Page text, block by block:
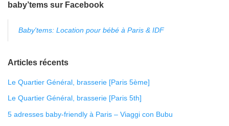
baby’tems sur Facebook
Baby'tems: Location pour bébé à Paris & IDF
Articles récents
Le Quartier Général, brasserie [Paris 5ème]
Le Quartier Général, brasserie [Paris 5th]
5 adresses baby-friendly à Paris – Viaggi con Bubu